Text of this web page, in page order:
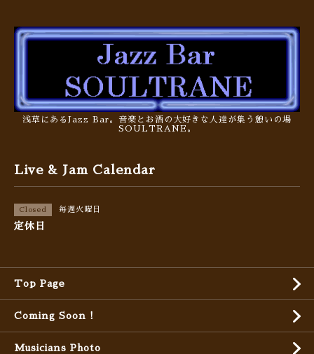
浅草にあるJazz Bar。音楽とお酒の大好きな人達が集う憩いの場
SOULTRANE。
Live & Jam Calendar
Closed 毎週火曜日
定休日
Top Page
Coming Soon !
Musicians Photo